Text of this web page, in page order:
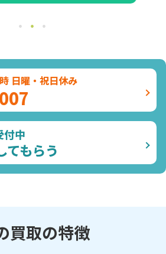
日曜・祝日休み
付中
てもらう
買取の特徴